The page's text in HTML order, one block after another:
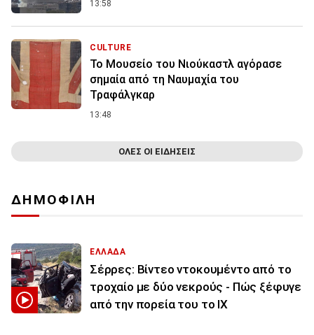
13:58
CULTURE
Το Μουσείο του Νιούκαστλ αγόρασε
σημαία από τη Ναυμαχία του
Τραφάλγκαρ
13:48
ΟΛΕΣ ΟΙ ΕΙΔΗΣΕΙΣ
ΔΗΜΟΦΙΛΗ
ΕΛΛΑΔΑ
Σέρρες: Βίντεο ντοκουμέντο από το
τροχαίο με δύο νεκρούς - Πώς ξέφυγε
από την πορεία του το ΙΧ